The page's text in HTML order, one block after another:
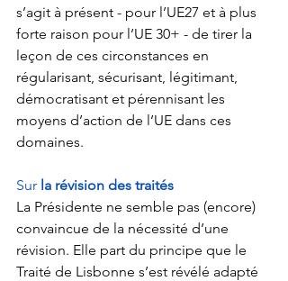
s’agit à présent - pour l’UE27 et à plus
forte raison pour l’UE 30+ - de tirer la
leçon de ces circonstances en
régularisant, sécurisant, légitimant,
démocratisant et pérennisant les
moyens d’action de l’UE dans ces
domaines.
Sur la révision des traités
La Présidente ne semble pas (encore)
convaincue de la nécessité d’une
révision. Elle part du principe que le
Traité de Lisbonne s’est révélé adapté